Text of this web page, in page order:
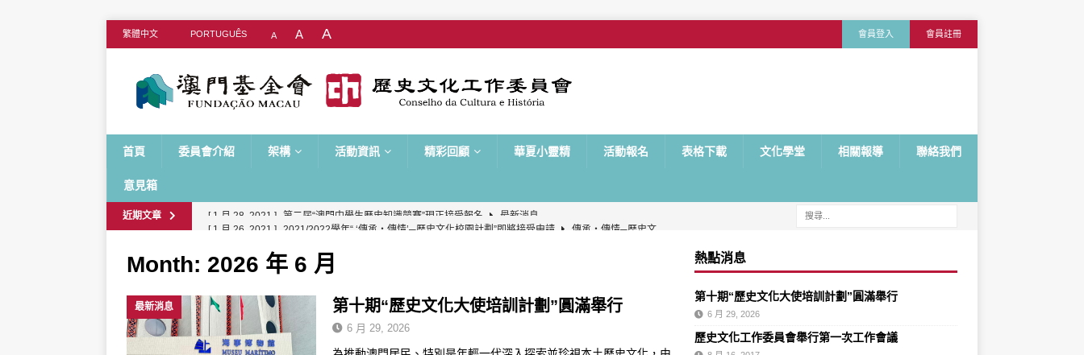
繁體中文 PORTUGUÊS A A A 會員註冊
會員登入
首頁 委員會介紹 架構 活動資訊 精彩回顧 華夏小靈精 活動報名 表格下載 文化學堂 相關報導 聯絡我們
意見箱
近期文章 [ 1 月 26, 2021 ] 2021/2022學年“ ‘傳承‧傳情’─歷史文化校園計劃”即將接受申請
[ 6 月 29, 2026 ] 第十期“歷史文化大使培訓計劃”圓滿舉行
[ 5 月 21, 2026 ] 第七屆“澳門中學生歷史知識競賽”準決賽及決賽將於本周日舉行 最新消息
[ 4 月 24, 2026 ] 第七屆“澳門中學生歷史知識競賽”準決賽隊伍名單揭曉
[ 4 月 20, 2026 ] 第七屆“澳門中學生歷史知識競賽”初賽順利舉行 最新消息
Month: 2026 年 6 月
最新消息 第十期“歷史文化大使培訓計劃”圓滿舉行
6 月 29, 2026
熱點消息
第十期“歷史文化大使培訓計劃”圓滿舉行
6 月 29, 2026
歷史文化工作委員會舉行第一次工作會議